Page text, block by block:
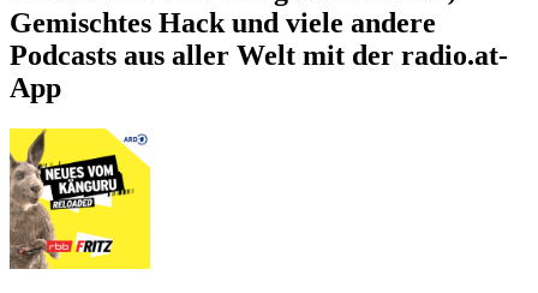
Gemischtes Hack und viele andere
Podcasts aus aller Welt mit der radio.at-
App